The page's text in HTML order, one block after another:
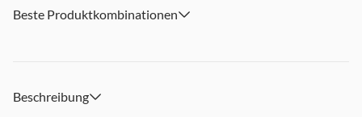
Abmessungen (BxHxT): 18,3 x 11,5 x 22,3 cm, Gewicht:
2.000 g
Beste Produktkombinationen
Beschreibung